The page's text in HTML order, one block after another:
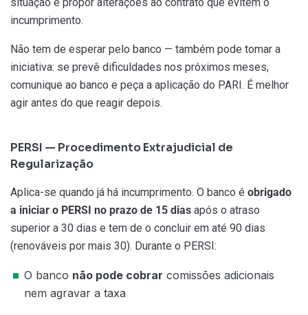
incumprimento.
Não tem de esperar pelo banco — também pode tomar a
iniciativa: se prevê dificuldades nos próximos meses,
comunique ao banco e peça a aplicação do PARI. É melhor
agir antes do que reagir depois.
PERSI — Procedimento Extrajudicial de
Regularização
Aplica-se quando já há incumprimento. O banco é obrigado
a iniciar o PERSI no prazo de 15 dias após o atraso
superior a 30 dias e tem de o concluir em até 90 dias
(renováveis por mais 30). Durante o PERSI:
O banco não pode cobrar comissões adicionais
nem agravar a taxa